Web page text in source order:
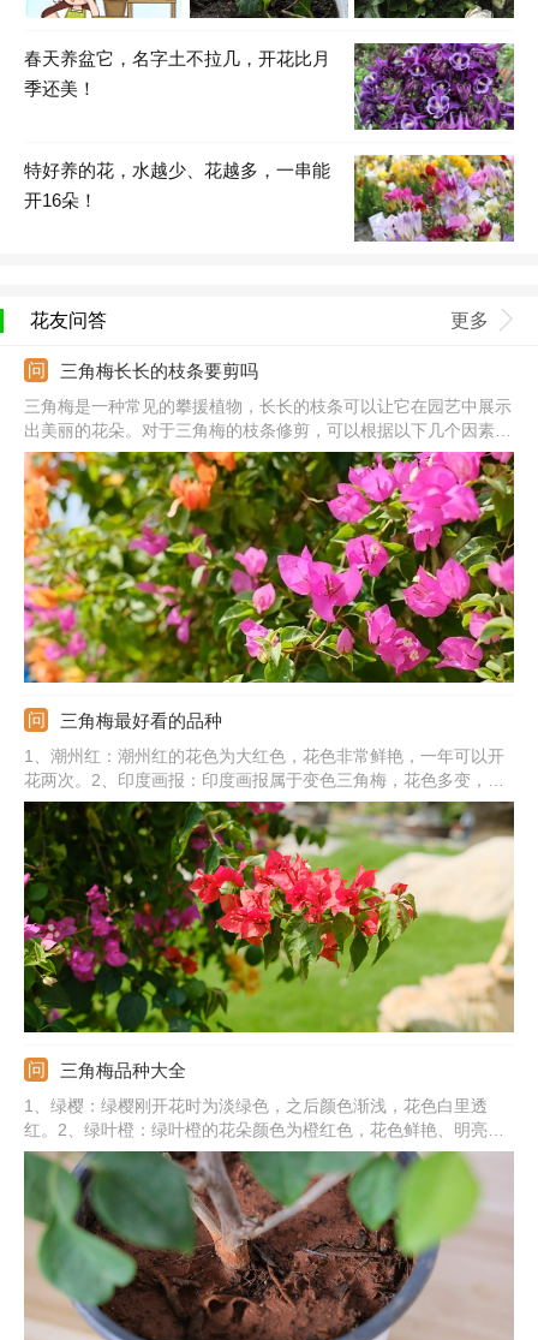
春天养盆它，名字土不拉几，开花比月
季还美！
特好养的花，水越少、花越多，一串能
开16朵！
花友问答 更多
三角梅长长的枝条要剪吗
三角梅是一种常见的攀援植物，长长的枝条可以让它在园艺中展示
出美丽的花朵。对于三角梅的枝条修剪，可以根据以下几个因素进
行决定：
三角梅最好看的品种
1、潮州红：潮州红的花色为大红色，花色非常鲜艳，一年可以开
花两次。2、印度画报：印度画报属于变色三角梅，花色多变，有
红色、粉色、橙色、白色等多种颜色。3、云南大紫：云南大紫属
于紫花三角梅，花色为纯正的紫色，非常勤花。4、其他：还有重
瓣粉、同安红、漳州红缨、绿叶樱花、牙买加白、金心双色、加州
黄金。
三角梅品种大全
1、绿樱：绿樱刚开花时为淡绿色，之后颜色渐浅，花色白里透
红。2、绿叶橙：绿叶橙的花朵颜色为橙红色，花色鲜艳、明亮。
3、银叶白：银叶白的叶子上有花纹，花苞片为纯白色。4、重瓣
红：重瓣红三角梅的叶子较大较厚，花苞片为大红色。5、其他：
还有艾娃夫人、加州黄金、浅茄紫、雀橙、塔紫、斑叶丽娜、雪
紫、冰淇淋等。